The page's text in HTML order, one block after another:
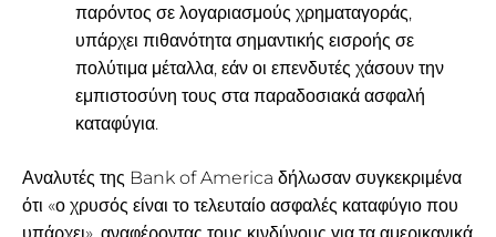
παρόντος σε λογαριασμούς χρηματαγοράς,
υπάρχει πιθανότητα σημαντικής εισροής σε
πολύτιμα μέταλλα, εάν οι επενδυτές χάσουν την
εμπιστοσύνη τους στα παραδοσιακά ασφαλή
καταφύγια.
Αναλυτές της Bank of America δήλωσαν συγκεκριμένα
ότι «ο χρυσός είναι το τελευταίο ασφαλές καταφύγιο που